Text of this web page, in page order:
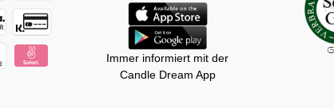
Immer informiert mit der
Candle Dream App